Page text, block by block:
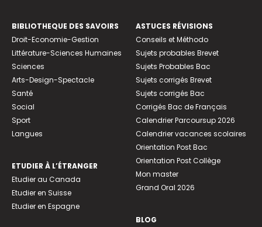
BIBLIOTHEQUE DES SAVOIRS
Droit-Economie-Gestion
Littérature-Sciences Humaines
Sciences
Arts-Design-Spectacle
Santé
Social
Sport
Langues
ETUDIER À L’ÉTRANGER
Etudier au Canada
Etudier en Suisse
Etudier en Espagne
ASTUCES RÉVISIONS
Conseils et Méthodo
Sujets probables Brevet
Sujets Probables Bac
Sujets corrigés Brevet
Sujets corrigés Bac
Corrigés Bac de Français
Calendrier Parcoursup 2026
Calendrier vacances scolaires
Orientation Post Bac
Orientation Post Collège
Mon master
Grand Oral 2026
BLOG